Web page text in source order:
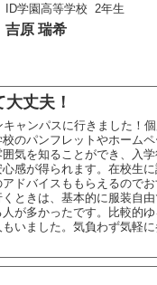
ID学園高等学校 2年生
吉原 瑞希
丈夫！
ャンパスに行きました！
のパンフレットやホーム
気を知ることができ、入
感が得られます。在校生
ドバイスももらえるので
ときは、基本的に服装自
が多かったです。比較的
いました。気負わず気軽